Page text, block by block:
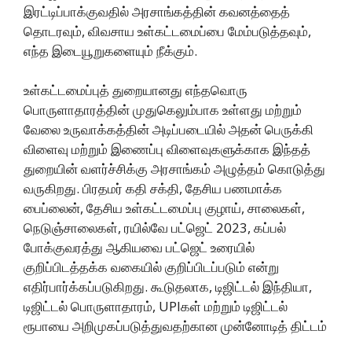
இரட்டிப்பாக்குவதில் அரசாங்கத்தின் கவனத்தைத்
தொடரவும், விவசாய உள்கட்டமைப்பை மேம்படுத்தவும்,
எந்த இடையூறுகளையும் நீக்கும்.
உள்கட்டமைப்புத் துறையானது எந்தவொரு
பொருளாதாரத்தின் முதுகெலும்பாக உள்ளது மற்றும்
வேலை உருவாக்கத்தின் அடிப்படையில் அதன் பெருக்கி
விளைவு மற்றும் இணைப்பு விளைவுகளுக்காக இந்தத்
துறையின் வளர்ச்சிக்கு அரசாங்கம் அழுத்தம் கொடுத்து
வருகிறது. பிரதமர் கதி சக்தி, தேசிய பணமாக்க
பைப்லைன், தேசிய உள்கட்டமைப்பு குழாய், சாலைகள்,
நெடுஞ்சாலைகள், ரயில்வே பட்ஜெட் 2023, கப்பல்
போக்குவரத்து ஆகியவை பட்ஜெட் உரையில்
குறிப்பிடத்தக்க வகையில் குறிப்பிடப்படும் என்று
எதிர்பார்க்கப்படுகிறது. கூடுதலாக, டிஜிட்டல் இந்தியா,
டிஜிட்டல் பொருளாதாரம், UPIகள் மற்றும் டிஜிட்டல்
ரூபாயை அறிமுகப்படுத்துவதற்கான முன்னோடித் திட்டம்